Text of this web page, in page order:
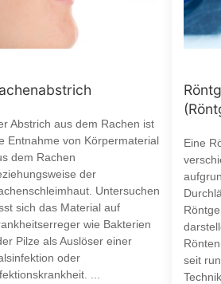
Abstrich aus dem Rachen ist
Entnahme von Körpermaterial
dem Rachen
der
Untersuchen
sich das Material auf
wie Bakterien
Pilze als Auslöser einer
oder
...
Eine
seit